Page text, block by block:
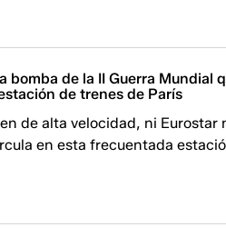
bomba de la II Guerra Mundial
de trenes de París
de alta velocidad, ni Eurostar
en esta frecuentada